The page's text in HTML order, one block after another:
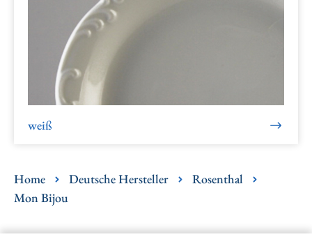
weiß
Home Deutsche Hersteller
Rosenthal
Mon Bijou